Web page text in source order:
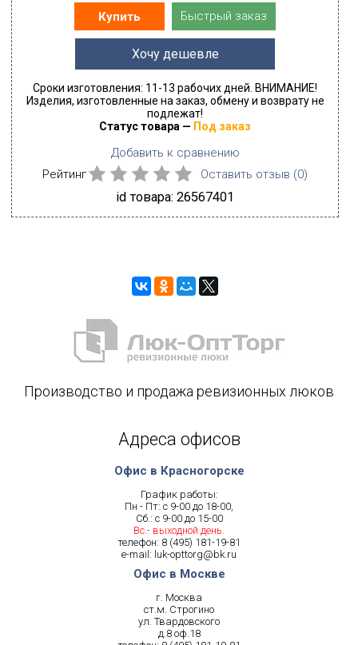
Купить Быстрый заказ
Хочу дешевле
Сроки изготовления: 11-13 рабочих дней. ВНИМАНИЕ!
Изделия, изготовленные на заказ, обмену и возврату не
подлежат!
Статус товара — Под заказ
Добавить к сравнению
Рейтинг
Оставить отзыв (0)
id товара: 26567401
Производство и продажа ревизионных люков
Адреса офисов
Офис в Красногорске
График работы:
Пн - Пт: с 9-00 до 18-00,
Сб.: с 9-00 до 15-00
Вс.- выходной день.
телефон: 8 (495) 181-19-81
e-mail: luk-opttorg@bk.ru
Офис в Москве
г. Москва
ст.м. Строгино
ул. Твардовского
д.8 оф.18